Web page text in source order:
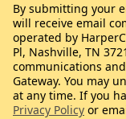
By submitting your
will receive email
operated by
Pl, Nashville, TN
communications
Gateway. You may
at any time. If you
Privacy Policy or